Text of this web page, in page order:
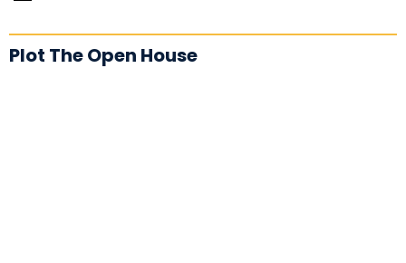
Plot The Open House